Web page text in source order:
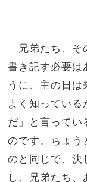
兄弟たち、そ
書き記す必要は
うに、主の日
よく知っている
だ」と言ってい
のです。ちょう
のと同じで、決
し、兄弟たち